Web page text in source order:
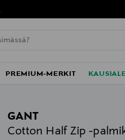
PREMIUM-MERKIT
GANT
Cotton Half Zip -